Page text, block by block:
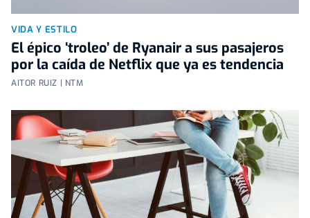
VIDA Y ESTILO
El épico ‘troleo’ de Ryanair a sus pasajeros
por la caída de Netflix que ya es tendencia
AITOR RUIZ | NTM